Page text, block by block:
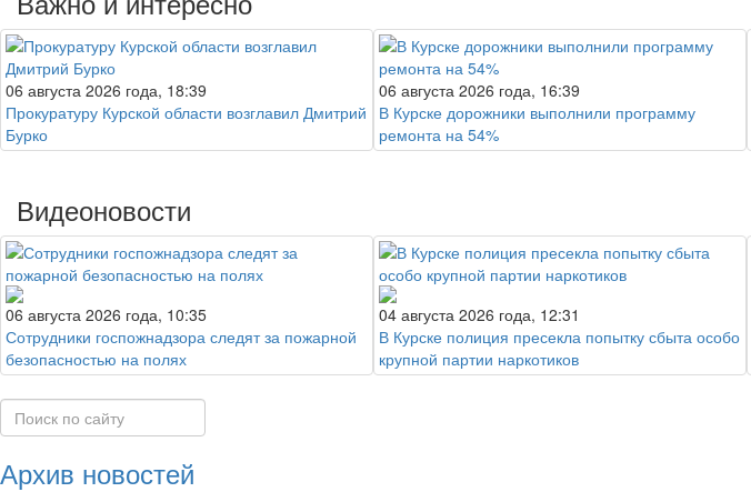
06 августа 2026 года, 18:39
Прокуратуру Курской области возглавил Дмитрий
Бурко
06 августа 2026 года, 16:39
В Курске дорожники выполнили программу
ремонта на 54%
Видеоновости
06 августа 2026 года, 10:35
Сотрудники госпожнадзора следят за пожарной
безопасностью на полях
04 августа 2026 года, 12:31
В Курске полиция пресекла попытку сбыта особо
крупной партии наркотиков
Архив новостей